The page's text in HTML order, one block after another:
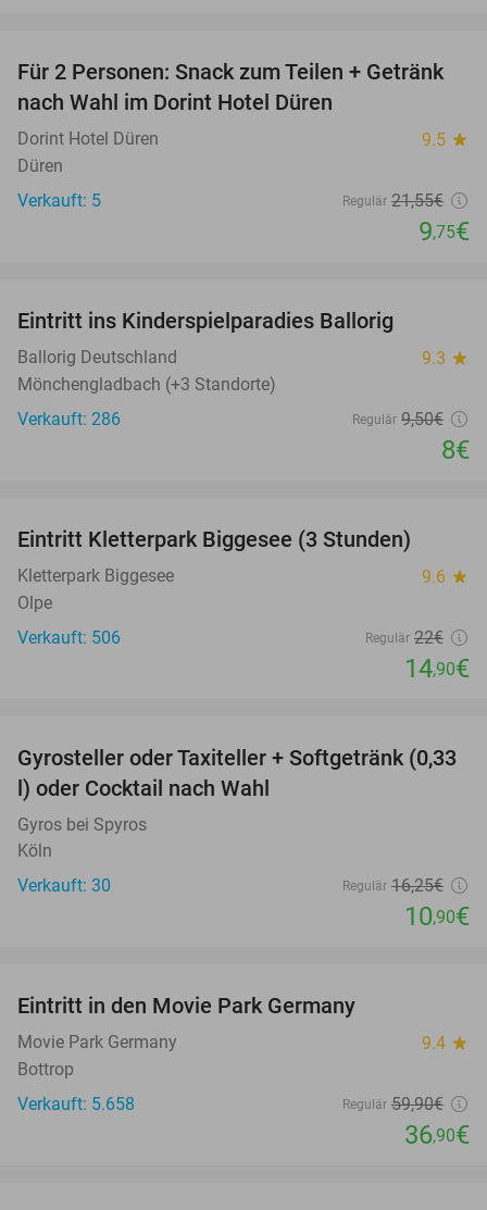
55%
Für 2 Personen: Snack zum Teilen + Getränk
nach Wahl im Dorint Hotel Düren
Dorint Hotel Düren 9.5 star
Düren
Verkauft: 5
Regulär 21,55€
9,75€
Eintritt ins Kinderspielparadies Ballorig
Ballorig Deutschland 9.3 star
Mönchengladbach (+3 Standorte)
Verkauft: 286
Regulär 9,50€
8€
Eintritt Kletterpark Biggesee (3 Stunden)
Kletterpark Biggesee 9.6 star
Olpe
Verkauft: 506
Regulär 22€
14,90€
33%
Gyrosteller oder Taxiteller + Softgetränk (0,33
l) oder Cocktail nach Wahl
Gyros bei Spyros
Köln
Verkauft: 30
Regulär 16,25€
10,90€
Eintritt in den Movie Park Germany
Movie Park Germany 9.4 star
Bottrop
Verkauft: 5.658
Regulär 59,90€
36,90€